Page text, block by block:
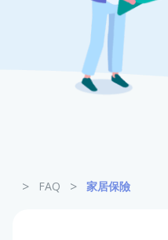
危疾保
寵物保險
> FAQ > 家居保險